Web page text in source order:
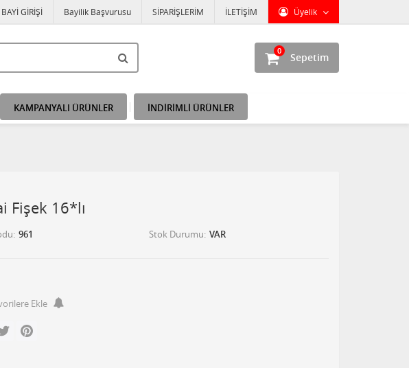
Üyelik
BAYİ GİRİŞİ Bayilik Başvurusu SİPARİŞLERİM İLETİŞİM
Sepetim
0
KAMPANYALI ÜRÜNLER İNDİRİMLİ ÜRÜNLER
Fişek 16*lı
961 Stok Durumu VAR
Ekle
Twitter